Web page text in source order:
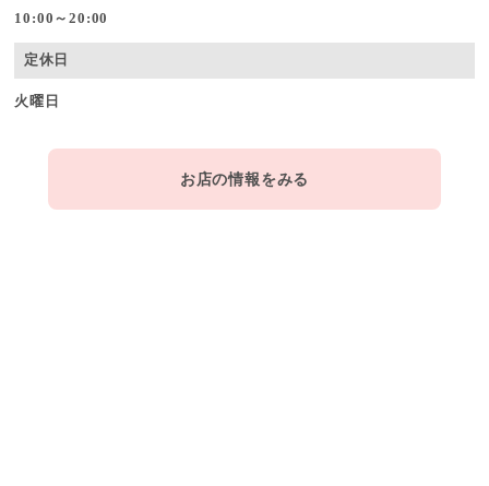
10:00～20:00
定休日
火曜日
お店の情報をみる